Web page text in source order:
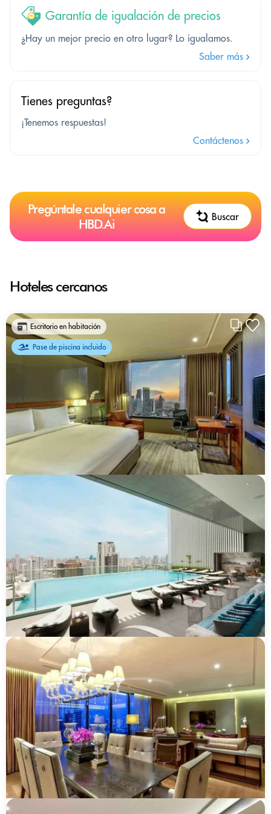
Garantía de igualación de precios
¿Hay un mejor precio en otro lugar? Lo igualamos.
Saber más
Tienes preguntas?
¡Tenemos respuestas!
Contáctenos
Pregúntale cualquier cosa a
HBD.Ai
Buscar
Hoteles cercanos
Escritorio en habitación
Pase de piscina incluido